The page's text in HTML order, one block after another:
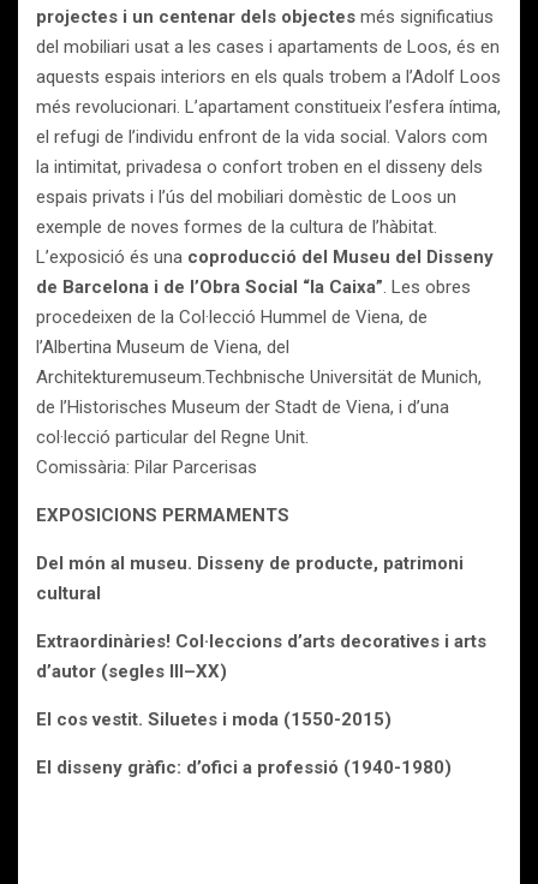
projectes i un centenar dels objectes més significatius
del mobiliari usat a les cases i apartaments de Loos, és en
aquests espais interiors en els quals trobem a l’Adolf Loos
més revolucionari. L’apartament constitueix l’esfera íntima,
el refugi de l’individu enfront de la vida social. Valors com
la intimitat, privadesa o confort troben en el disseny dels
espais privats i l’ús del mobiliari domèstic de Loos un
exemple de noves formes de la cultura de l’hàbitat.
L’exposició és una coproducció del Museu del Disseny
de Barcelona i de l’Obra Social “la Caixa”. Les obres
procedeixen de la Col·lecció Hummel de Viena, de
l’Albertina Museum de Viena, del
Architekturemuseum.Techbnische Universität de Munich,
de l’Historisches Museum der Stadt de Viena, i d’una
col·lecció particular del Regne Unit.
Comissària: Pilar Parcerisas
EXPOSICIONS PERMAMENTS
Del món al museu. Disseny de producte, patrimoni
cultural
Extraordinàries! Col·leccions d’arts decoratives i arts
d’autor (segles III–XX)
El cos vestit. Siluetes i moda (1550-2015)
El disseny gràfic: d’ofici a professió (1940-1980)